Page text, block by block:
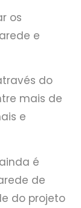
os
e
do
mais de
e
é
de
do projeto